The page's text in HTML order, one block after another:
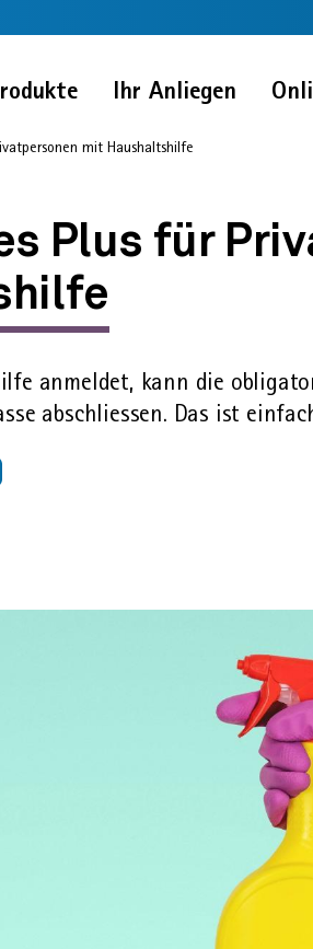
Ihr Anliegen
mit Haushaltshilfe
Plus für
anmeldet, kann die
abschliessen. Das ist